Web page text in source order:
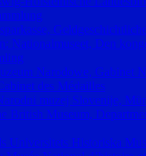
Nationalmuseet, Den
Narodowe, Gabinet
des Médailles
muzej Slovenije,
British Museum,
Universitets Historiska